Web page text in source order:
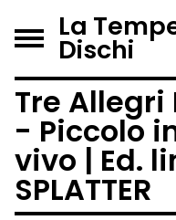
La
Dischi
Tre Allegri
- Piccolo
vivo | Ed.
SPLATTER